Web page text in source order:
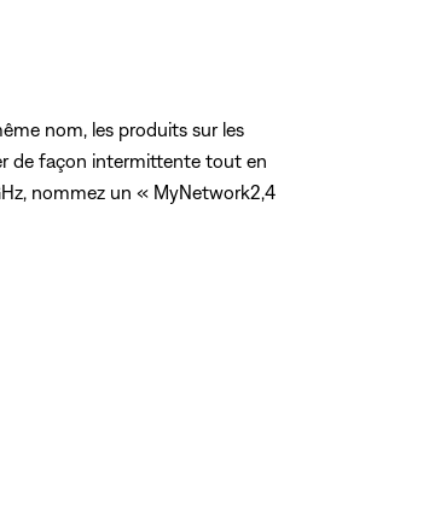
nom, les produits sur les
de façon intermittente tout en
nommez un « MyNetwork2,4